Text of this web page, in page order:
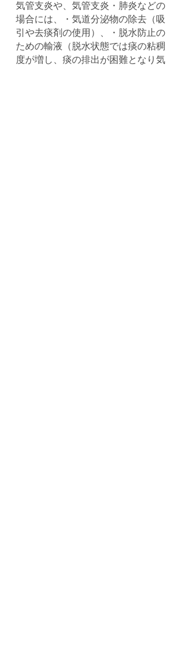
気管支炎や、気管支炎・肺炎などの
場合には、・気道分泌物の除去（吸
引や去痰剤の使用）、・脱水防止の
ための輸液（脱水状態では痰の粘稠
度が増し、痰の排出が困難となり気